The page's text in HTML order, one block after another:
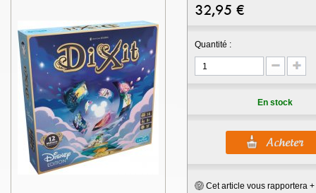
32,95 €
Quantité :
En stock
Cet article vous rapportera +